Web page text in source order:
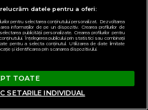
datele pentru a oferi:
pentru selectarea conținutului personalizat. Dezvoltarea
informațiilor de pe un dispozitiv. Crearea profilurilor de
publicității personalizate. Crearea profilurilor pentru
Înțelegerea publicului prin statistici sau combinații
pentru a selecta conținutul. Utilizarea de date limitate
și identificarea prin scanarea dispozitivului.
TOATE
SETARILE INDIVIDUAL